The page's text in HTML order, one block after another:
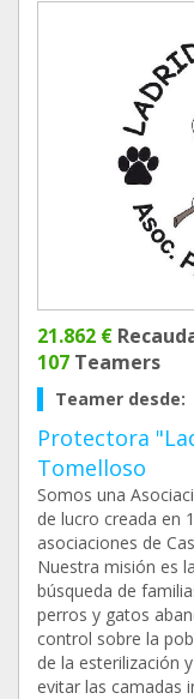
21.862 €
107 Teamers
Teamer desde:
Protectora
Tomelloso
Somos una
de lucro creada en
asociaciones de
Nuestra misión es
búsqueda de
perros y gatos
control sobre la
de la esterilización
evitar las camadas